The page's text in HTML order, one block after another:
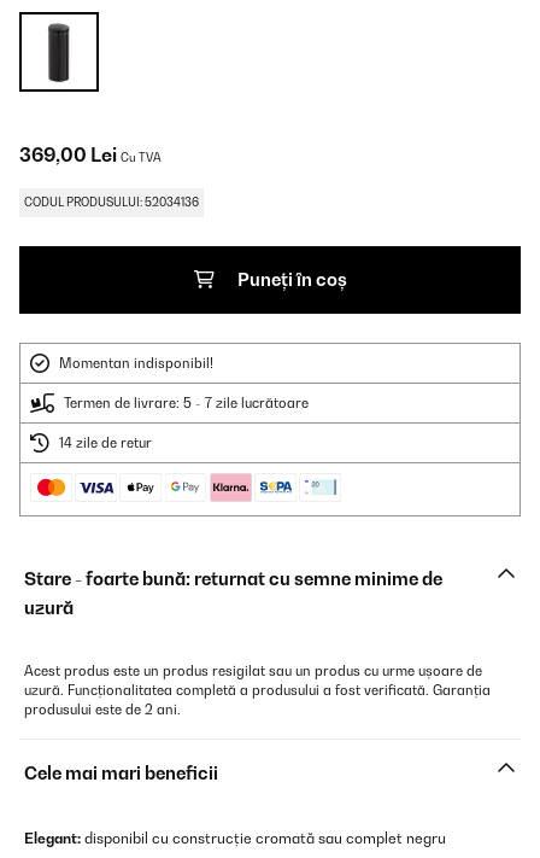
369,00 Lei Cu TVA
CODUL PRODUSULUI: 52034136
Puneți în coș
Momentan indisponibil!
Termen de livrare: 5 - 7 zile lucrătoare
14 zile de retur
Stare - foarte bună: returnat cu semne minime de
uzură
Acest produs este un produs resigilat sau un produs cu urme ușoare de
uzură. Funcționalitatea completă a produsului a fost verificată. Garanția
produsului este de 2 ani.
Cele mai mari beneficii
Elegant: disponibil cu construcție cromată sau complet negru